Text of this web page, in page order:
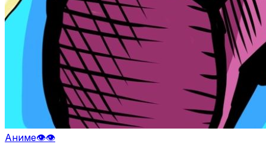
Аниме👁️👁️